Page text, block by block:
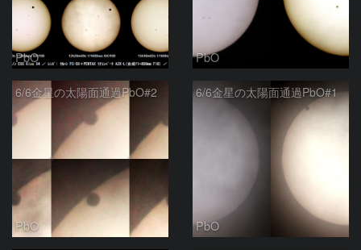
PbO PbO
6/6金星の太陽面通過PbO#2
PbO
6/6金星の太陽面通過PbO#1
PbO